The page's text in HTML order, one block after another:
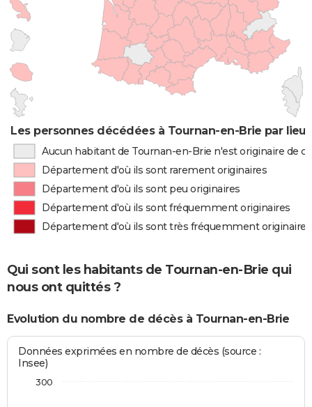
Les personnes décédées à Tournan-en-Brie par lieu
Aucun habitant de Tournan-en-Brie n'est originaire de
Département d'où ils sont rarement originaires
Département d'où ils sont peu originaires
Département d'où ils sont fréquemment originaires
Département d'où ils sont très fréquemment originaires
Qui sont les habitants de Tournan-en-Brie qui
nous ont quittés ?
Evolution du nombre de décès à Tournan-en-Brie
Données exprimées en nombre de décès (source :
Insee)
300